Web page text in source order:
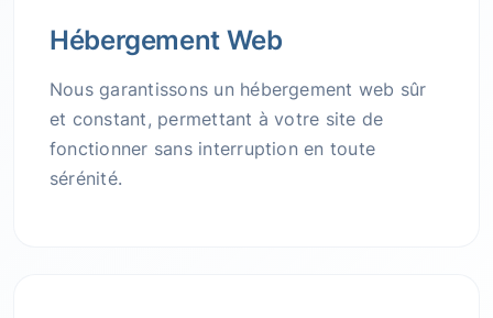
Hébergement Web
Nous garantissons un hébergement web sûr
et constant, permettant à votre site de
fonctionner sans interruption en toute
sérénité.